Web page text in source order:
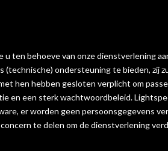
ten behoeve van onze dienstverlening
ondersteuning te bieden, zij
hen hebben gesloten verplicht om
en een sterk wachtwoordbeleid.
er worden geen persoonsgegevens
te delen om de dienstverlening